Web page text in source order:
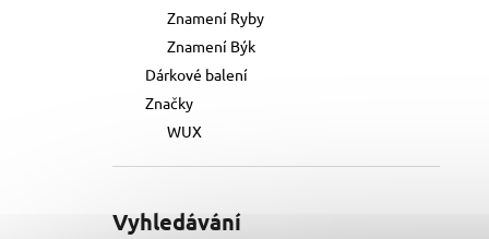
Znamení Ryby
Znamení Býk
Dárkové balení
Značky
WUX
Vyhledávání